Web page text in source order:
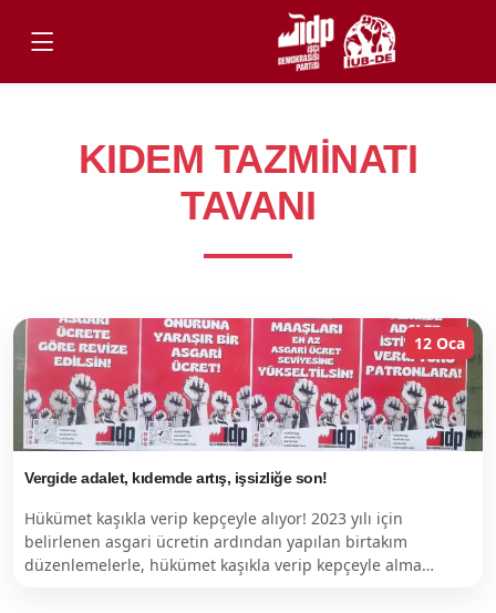
KIDEM TAZMINATI
TAVANI
12 Oca
Vergide adalet, kıdemde artış, işsizliğe son!
Hükümet kaşıkla verip kepçeyle alıyor! 2023 yılı için
belirlenen asgari ücretin ardından yapılan birtakım
düzenlemelerle, hükümet kaşıkla verip kepçeyle alma…